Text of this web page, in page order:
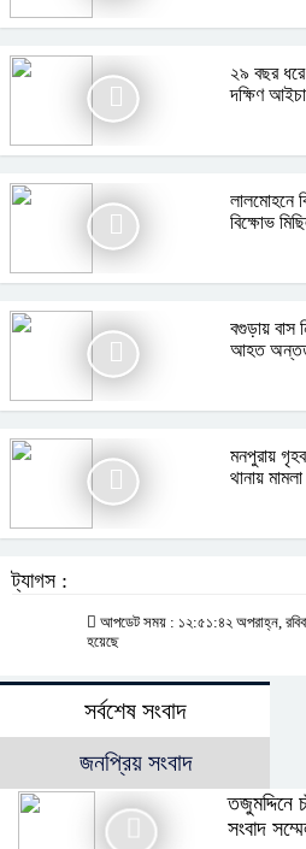
২৯ বছর
দক্ষিণ
লালমোহনে
বিক্ষোভ
বগুড়ায় বাস
আহত
মনপুরায়
থানায়
ট্যাগস :
আপডেট সময় : ১২:৫১:৪২ অপরাহ্ন,
হয়েছে
সর্বশেষ সংবাদ
জনপ্রিয় সংবাদ
তজুমদ্দিনে
সংবাদ